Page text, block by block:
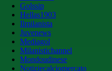
Golssip
Hellas1903
Ilmilanista
Juvenews
Mediagol
Milanistichannel
Mondoudinese
Notiziecalciomercato